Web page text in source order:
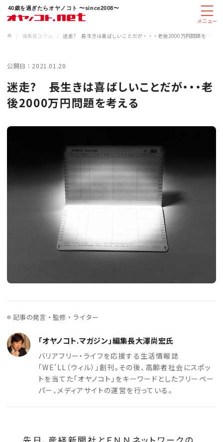
40歳を過ぎたらオヤノコト 〜since2008〜
メニュー
/
編集長コラム / 迷走? 長生きは喜ばしいことだが・・・老後2000万円問題を考える
公開日： 2021.01.20
迷走? 長生きは喜ばしいことだが・・・老
後2000万円問題を考える
記事の発言・監修・ライター
「オヤノコト.マガジン」編集長大澤尚宏氏
バリアフリー・ライフを応援する生活情報誌
「WE’LL（ウィル）」創刊。その後、高齢者社会にスポッ
トを当てた「オヤノコト」をキーワードとしたフリーペー
パー、メディアサイトの運営を行っている。